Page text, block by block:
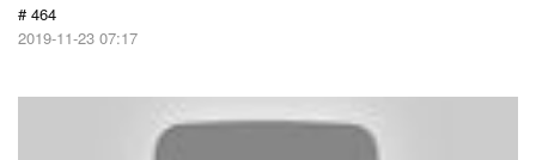
# 464
2019-11-23 07:17